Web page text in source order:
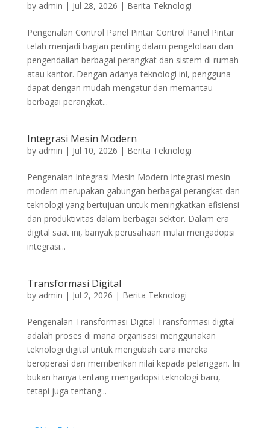
by admin | Jul 28, 2026 | Berita Teknologi
Pengenalan Control Panel Pintar Control Panel Pintar
telah menjadi bagian penting dalam pengelolaan dan
pengendalian berbagai perangkat dan sistem di rumah
atau kantor. Dengan adanya teknologi ini, pengguna
dapat dengan mudah mengatur dan memantau
berbagai perangkat...
Integrasi Mesin Modern
by admin | Jul 10, 2026 | Berita Teknologi
Pengenalan Integrasi Mesin Modern Integrasi mesin
modern merupakan gabungan berbagai perangkat dan
teknologi yang bertujuan untuk meningkatkan efisiensi
dan produktivitas dalam berbagai sektor. Dalam era
digital saat ini, banyak perusahaan mulai mengadopsi
integrasi...
Transformasi Digital
by admin | Jul 2, 2026 | Berita Teknologi
Pengenalan Transformasi Digital Transformasi digital
adalah proses di mana organisasi menggunakan
teknologi digital untuk mengubah cara mereka
beroperasi dan memberikan nilai kepada pelanggan. Ini
bukan hanya tentang mengadopsi teknologi baru,
tetapi juga tentang...